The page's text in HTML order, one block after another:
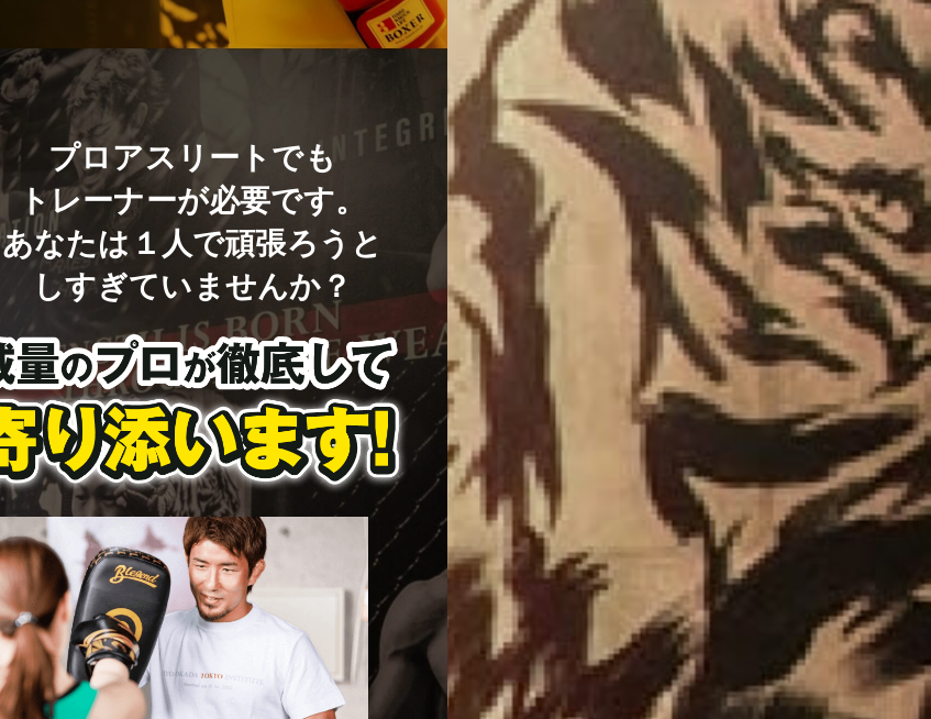
プロアスリートでも
トレーナーが必要です。
あなたは１人で頑張ろうと
しすぎていませんか？